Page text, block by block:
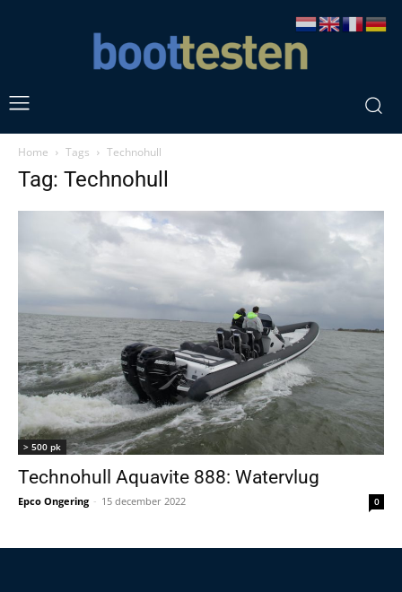
Home Tags Technohull
Tag: Technohull
> 500 pk
Technohull Aquavite 888: Watervlug
Epco Ongering - 15 december 2022 0